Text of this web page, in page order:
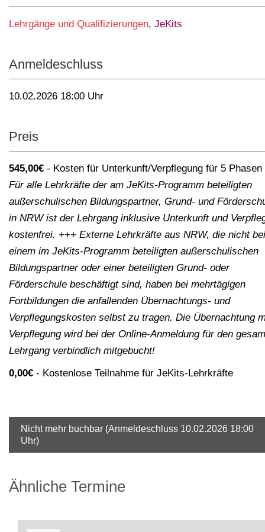
Lehrgänge und Qualifizierungen, JeKits
Anmeldeschluss
10.02.2026 18:00 Uhr
Preis
545,00€
Kosten für Unterkunft/Verpflegung für 5 Phasen
Für alle Lehrkräfte der am JeKits-Programm beteiligten
außerschulischen Bildungspartner, Grund- und
in NRW ist der Lehrgang inklusive Unterkunft und
kostenfrei. +++ Externe Lehrkräfte aus NRW, die nicht bei
einem im JeKits-Programm beteiligten außerschulischen
Bildungspartner oder einer beteiligten Grund- oder
Förderschule beschäftigt sind, haben bei mehrtägigen
Fortbildungen die anfallenden Übernachtungs- und
Verpflegungskosten selbst zu tragen. Die Übernachtung
Verpflegung wird bei der Online-Anmeldung für den
Lehrgang verbindlich mitgebucht!
0,00€
Kostenlose Teilnahme für JeKits-Lehrkräfte
Nicht mehr buchbar (Anmeldeschluss 10.02.2026 18:00
Uhr)
Ähnliche Termine